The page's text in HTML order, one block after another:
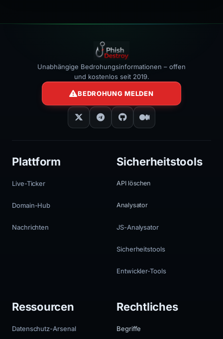
Unabhängige Bedrohungsinformationen – offen
und kostenlos seit 2019.
BEDROHUNG MELDEN
Plattform
Live-Ticker
Domain-Hub
Nachrichten
Sicherheitstools
API löschen
Analysator
JS-Analysator
Sicherheitstools
Entwickler-Tools
Ressourcen
Datenschutz-Arsenal
Rechtliches
Begriffe